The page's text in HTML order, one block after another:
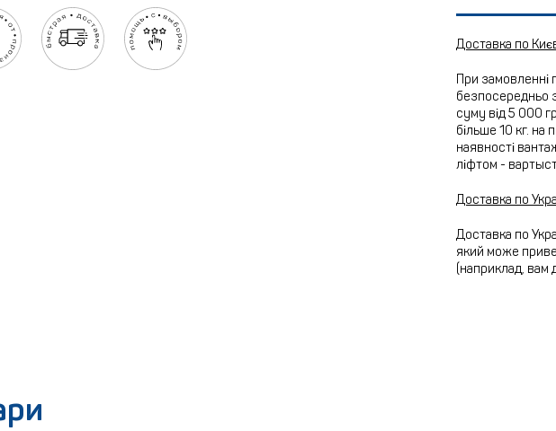
Доставка по
При замовленні
безпосередньо
суму від 5 000
більше 10 кг. на
наявності
ліфтом -
Доставка по
Доставка по
який може
(наприклад, вам